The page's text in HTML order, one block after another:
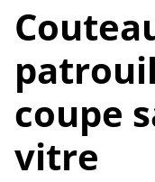
coupe
vitre